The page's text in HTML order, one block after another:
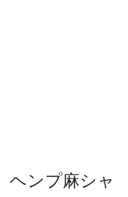
ヘンプ麻シャ